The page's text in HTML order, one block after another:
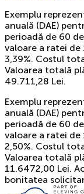
Exemplu
anuală (DAE)
perioadă de 60
valoare a ratei de
3,39%. Costul
Valoarea totală
49.711,28 Lei.
Exemplu
anuală (DAE)
perioadă de 60
valoare a ratei de
2,50%. Costul
Valoarea totală
11.6472,00 Lei.
bonitatea